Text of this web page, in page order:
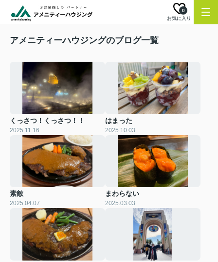
お気に入り
0
アメニティーハウジングのブログ一覧
くっさつ！くっさつ！！
2025.11.16
はまった
2025.10.03
素敵
2025.04.07
まわらない
2025.03.03